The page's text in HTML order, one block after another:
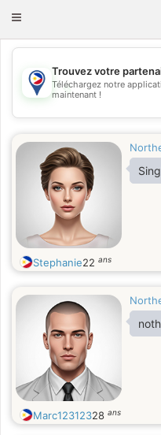
Toggle
💖
💕
Trouvez votre
Téléchargez notre
maintenant !
Stephanie22 ans
Marc12312328 ans